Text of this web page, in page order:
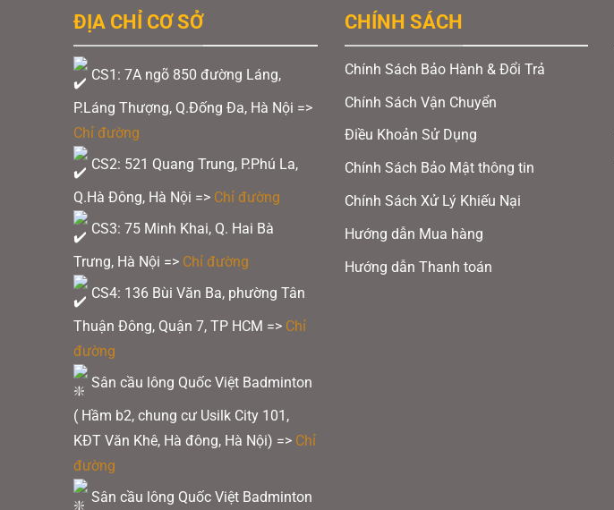
ĐỊA CHỈ CƠ SỞ
CS1: 7A ngõ 850 đường Láng,
P.Láng Thượng, Q.Đống Đa, Hà Nội =>
Chỉ đường
CS2: 521 Quang Trung, P.Phú La,
Q.Hà Đông, Hà Nội => Chỉ đường
CS3: 75 Minh Khai, Q. Hai Bà
Trưng, Hà Nội => Chỉ đường
CS4: 136 Bùi Văn Ba, phường Tân
Thuận Đông, Quận 7, TP HCM => Chỉ
đường
Sân cầu lông Quốc Việt Badminton
( Hầm b2, chung cư Usilk City 101,
KĐT Văn Khê, Hà đông, Hà Nội) => Chỉ
đường
Sân cầu lông Quốc Việt Badminton
CHÍNH SÁCH
Chính Sách Bảo Hành & Đổi Trả
Chính Sách Vận Chuyển
Điều Khoản Sử Dụng
Chính Sách Bảo Mật thông tin
Chính Sách Xử Lý Khiếu Nại
Hướng dẫn Mua hàng
Hướng dẫn Thanh toán